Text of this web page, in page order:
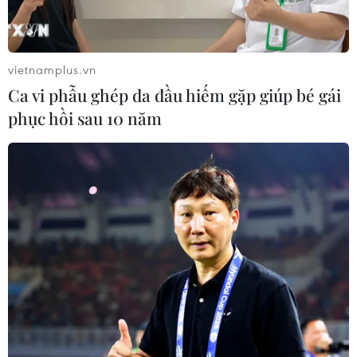
02/08/2026 23:08
Giao tranh tại Sudan leo thang, hàng
chục dân thường thương vong
31/07/2026 11:24
WTO: Cơ hội lớn để châu Phi tham
gia sâu hơn vào chuỗi giá trị toàn cầu
30/07/2026 15:53
Tổng thống Mỹ: Sự cố cháy tàu ở Ai
Cập có liên quan đến xung đột tại
Trung Đông
vietnamplus.vn
Ca vi phẫu ghép da đầu hiếm gặp giúp bé gái
phục hồi sau 10 năm